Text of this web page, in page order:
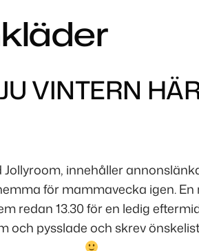
VINTERN
innehåller
för mammavecka igen.
redan 13.30 för en ledig
och pysslade och skrev